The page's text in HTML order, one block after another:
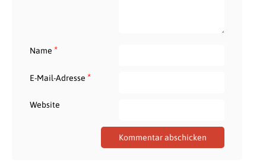
Name *
E-Mail-Adresse *
Website